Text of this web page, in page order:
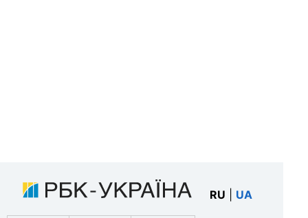
RU UA